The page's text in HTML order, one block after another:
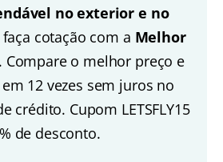
no exterior e no
faça cotação com a Melhor
. Compare o melhor preço e
12 vezes sem juros no
crédito. Cupom LETSFLY15
de desconto.